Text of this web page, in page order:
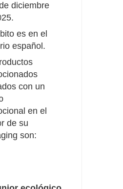
diciembre
es en el
español.
con un
en el
de su
son: